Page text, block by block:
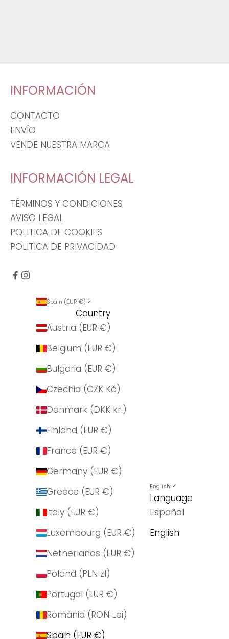
INFORMACIÓN
CONTACTO
ENVÍO
VENDE NUESTRA MARCA
INFORMACIÓN LEGAL
TÉRMINOS Y CONDICIONES
AVISO LEGAL
POLITICA DE COOKIES
POLITICA DE PRIVACIDAD
Spain (EUR €)
Country
Austria (EUR €)
Belgium (EUR €)
Bulgaria (EUR €)
Czechia (CZK Kč)
Denmark (DKK kr.)
Finland (EUR €)
France (EUR €)
Germany (EUR €)
Greece (EUR €)
Italy (EUR €)
Luxembourg (EUR €)
Netherlands (EUR €)
Poland (PLN zł)
Portugal (EUR €)
Romania (RON Lei)
Spain (EUR €)
English
Language
Español
English